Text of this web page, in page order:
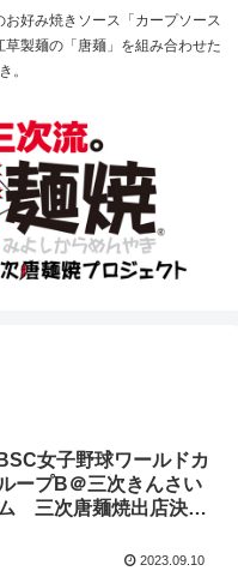
好み焼きソース「カープソース
製麺の「唐麺」を組み合わせた
。
女子野球ワールドカ
ープB＠三次きんさい
三次唐麺焼出店決
2023.09.10